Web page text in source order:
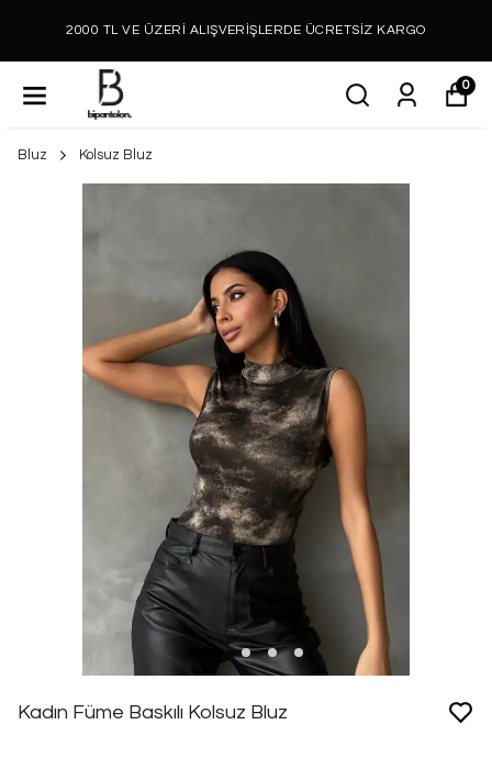
2000 TL VE ÜZERİ ALIŞVERİŞLERDE ÜCRETSİZ KARGO
0
Bluz Kolsuz Bluz
Kadın Füme Baskılı Kolsuz Bluz